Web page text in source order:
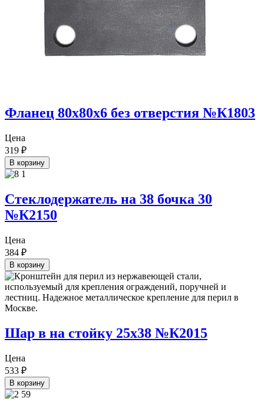
Фланец 80х80х6 без отверстия №К1803
Цена
319 ₽
В корзину
Стеклодержатель на 38 бочка 30
№К2150
Цена
384 ₽
В корзину
Шар в на стойку 25х38 №К2015
Цена
533 ₽
В корзину